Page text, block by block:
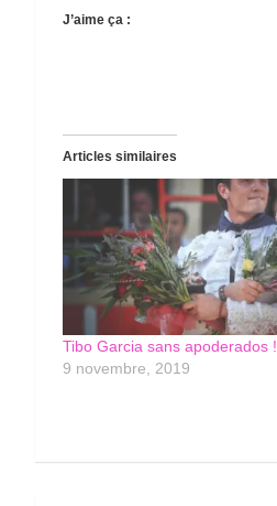
J’aime ça :
Articles similaires
Tibo Garcia sans apoderados !
9 novembre, 2019